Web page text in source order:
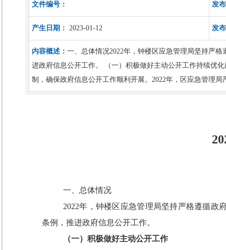
文件编号： 发
产生日期： 2023-01-12 发
内容概述： 一、总体情况2022年，钟楼区应急管理局坚持严
进政府信息公开工作。 （一）积极做好主动公开工作持续优
制，确保政府信息公开工作顺利开展。2022年，区应急管理
一、总体情况
2022年，钟楼区应急管理局坚持严格遵循政
条例，推进政府信息公开工作。
（一）积极做好主动公开工作